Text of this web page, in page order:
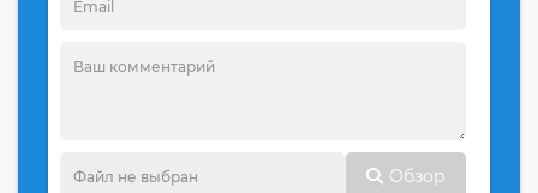
Обзор